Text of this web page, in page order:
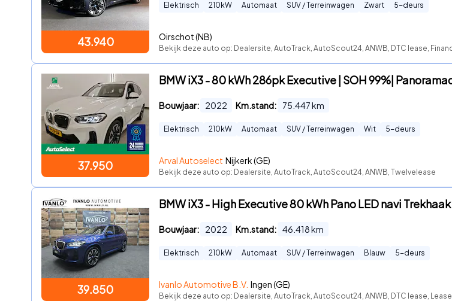
43.940
Elektrisch 210 kW Automaat SUV / Terreinwagen Zwart 5-deurs
Oirschot (NB)
Bekijk deze auto op: Dealersite, AutoTrack, AutoScout24, ANWB, DTC lease,
37.950
BMW iX3 - 80 kWh 286pk Executive | SOH 99%|
Bouwjaar: 2022 Km.stand: 75.447km
Elektrisch 210 kW Automaat SUV / Terreinwagen Wit 5-deurs
Arval Autoselect Nijkerk (GE)
Bekijk deze auto op: Dealersite, AutoTrack, AutoScout24, ANWB, Twelvelease
39.850
BMW iX3 - High Executive 80 kWh Pano LED navi Trekhaak
Bouwjaar: 2022 Km.stand: 46.418km
Elektrisch 210 kW Automaat SUV / Terreinwagen Blauw 5-deurs
Ivanlo Automotive B.V. Ingen (GE)
Bekijk deze auto op: Dealersite, AutoTrack, AutoScout24, ANWB, DTC lease,